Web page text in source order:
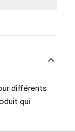
différents
qui